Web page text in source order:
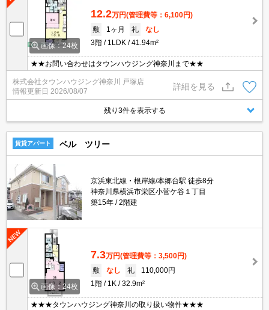
画像：24枚
12.2万円(管理費等：6,100円)
敷
1ヶ月 礼
なし
3階
1LDK 41.94m²
★★お問い合わせはタウンハウジング神奈川まで★★
株式会社タウンハウジング神奈川 戸塚店
情報更新日 2026/08/07
詳細を見る
残り3件を表示する
賃貸アパート ベル ツリー
京浜東北線・根岸線/本郷台駅 徒歩8分
神奈川県横浜市栄区小菅ケ谷１丁目
築15年
2階建
画像：24枚
7.3万円(管理費等：3,500円)
敷
なし 礼
110,000円
1階
1K 32.9m²
★★★タウンハウジング神奈川の取り扱い物件★★★